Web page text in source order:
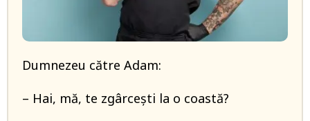
Dumnezeu către Adam:
– Hai, mă, te zgârcești la o coastă?